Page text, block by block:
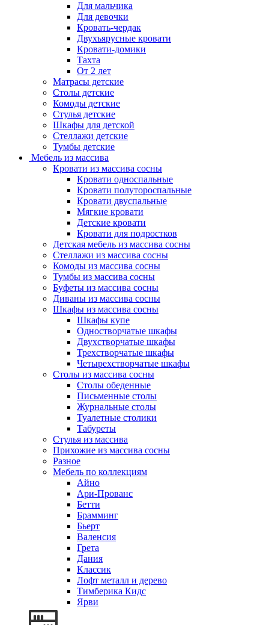
Для мальчика
Для девочки
Кровать-чердак
Двухъярусные кровати
Кровати-домики
Тахта
От 2 лет
Матрасы детские
Столы детские
Комоды детские
Стулья детские
Шкафы для детской
Стеллажи детские
Тумбы детские
Мебель из массива
Кровати из массива сосны
Кровати односпальные
Кровати полутороспальные
Кровати двуспальные
Мягкие кровати
Детские кровати
Кровати для подростков
Детская мебель из массива сосны
Стеллажи из массива сосны
Комоды из массива сосны
Тумбы из массива сосны
Буфеты из массива сосны
Диваны из массива сосны
Шкафы из массива сосны
Шкафы купе
Одностворчатые шкафы
Двухстворчатые шкафы
Трехстворчатые шкафы
Четырехстворчатые шкафы
Столы из массива сосны
Столы обеденные
Письменные столы
Журнальные столы
Туалетные столики
Табуреты
Стулья из массива
Прихожие из массива сосны
Разное
Мебель по коллекциям
Айно
Ари-Прованс
Бетти
Брамминг
Бьерт
Валенсия
Грета
Дания
Классик
Лофт металл и дерево
Тимберика Кидс
Ярви